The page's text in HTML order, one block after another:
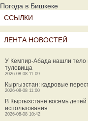
Погода в Бишкеке
ССЫЛКИ
ЛЕНТА НОВОСТЕЙ
У Кемпир-Абада нашли тело
туловища
2026-08-08 11:09
Кыргызстан: кадровые
2026-08-08 11:00
В Кыргызстане восемь
использования
2026-08-08 10:42